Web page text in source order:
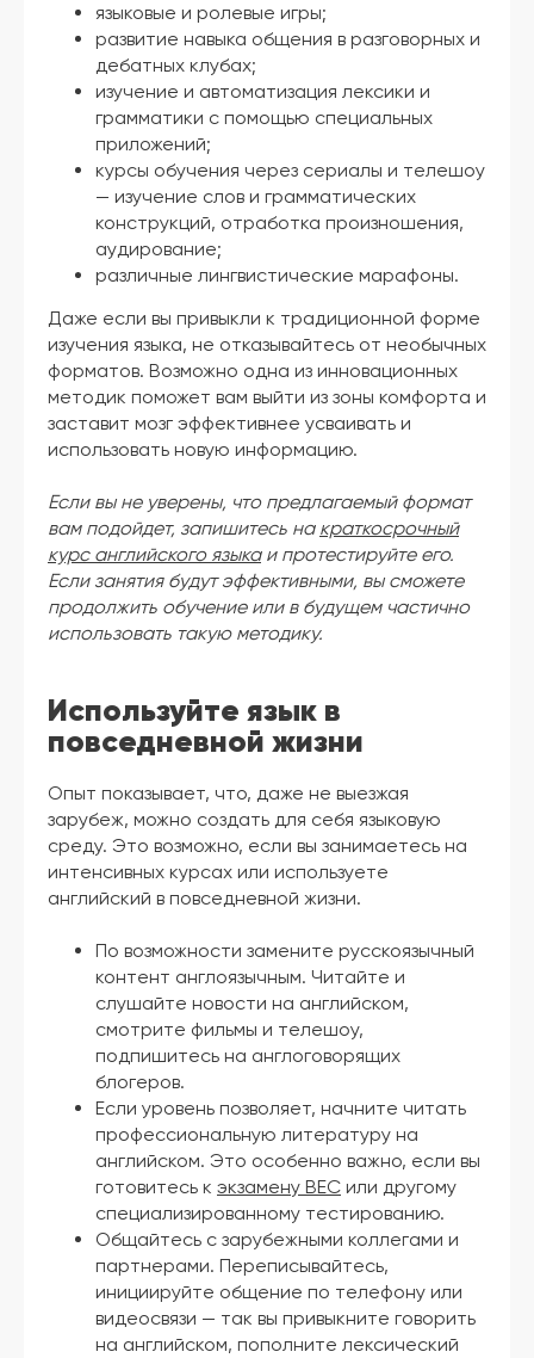
языковые и ролевые игры;
развитие навыка общения в разговорных и
дебатных клубах;
изучение и автоматизация лексики и
грамматики с помощью специальных
приложений;
курсы обучения через сериалы и телешоу
— изучение слов и грамматических
конструкций, отработка произношения,
аудирование;
различные лингвистические марафоны.
Даже если вы привыкли к традиционной форме
изучения языка, не отказывайтесь от необычных
форматов. Возможно одна из инновационных
методик поможет вам выйти из зоны комфорта и
заставит мозг эффективнее усваивать и
использовать новую информацию.
Если вы не уверены, что предлагаемый формат
вам подойдет, запишитесь на краткосрочный
курс английского языкаи протестируйте его.
Если занятия будут эффективными, вы сможете
продолжить обучение или в будущем частично
использовать такую методику.
Используйте язык в
повседневной жизни
Опыт показывает, что, даже не выезжая
зарубеж, можно создать для себя языковую
среду. Это возможно, если вы занимаетесь на
интенсивных курсах или используете
английский в повседневной жизни.
По возможности замените русскоязычный
контент англоязычным. Читайте и
слушайте новости на английском,
смотрите фильмы и телешоу,
подпишитесь на англоговорящих
блогеров.
Если уровень позволяет, начните читать
профессиональную литературу на
английском. Это особенно важно, если вы
готовитесь к экзамену BEC или другому
специализированному тестированию.
Общайтесь с зарубежными коллегами и
партнерами. Переписывайтесь,
инициируйте общение по телефону или
видеосвязи — так вы привыкните говорить
на английском, пополните лексический